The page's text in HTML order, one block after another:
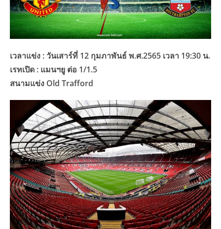
เวลาแข่ง : วันเสาร์ที่ 12 กุมภาพันธ์ พ.ศ.2565 เวลา 19:30 น.
เรทเปิด : แมนฯยู ต่อ 1/1.5
สนามแข่ง Old Trafford